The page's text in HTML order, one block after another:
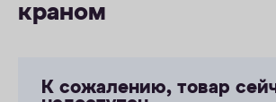
краном
К сожалению, товар